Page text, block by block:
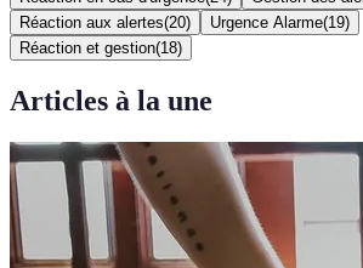
Réaction aux alertes(20) Urgence Alarme(19)
Réaction et gestion(18)
Articles à la une